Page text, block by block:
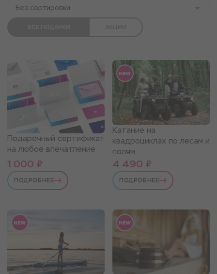
Без сортировки
Подарочный сертификат
на любое впечатление
1 000 ₽
ПОДРОБНЕЕ
Катание на
квадроциклах по лесам и
полям
4 490 ₽
ПОДРОБНЕЕ